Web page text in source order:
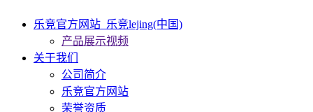
乐竞官方网站_乐竞lejing(中国)
产品展示视频
关于我们
公司简介
乐竞官方网站
荣誉资质